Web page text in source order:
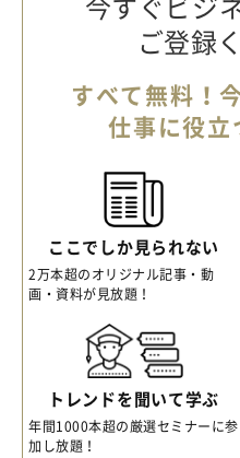
ご登録
すべて無料！
仕事に役立
ここでしか見られない
2万本超のオリジナル記事・動
画・資料が見放題！
トレンドを聞いて学ぶ
年間1000本超の厳選セミナーに参
加し放題！